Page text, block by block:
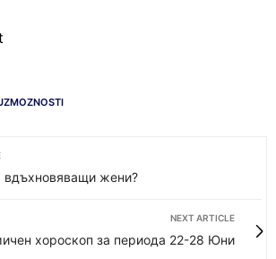
вдъхновяващи жени?
NEXT ARTICLE
хороскоп за периода 22-28 Юни